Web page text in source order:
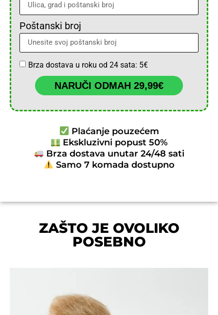
Poštanski broj
Brza dostava u roku od 24 sata: 5€
NARUČI ODMAH 29,99€
Plaćanje pouzećem
Ekskluzivni popust 50%
Brza dostava unutar 24/48 sati
Samo 7 komada dostupno
ZAŠTO JE OVOLIKO
POSEBNO